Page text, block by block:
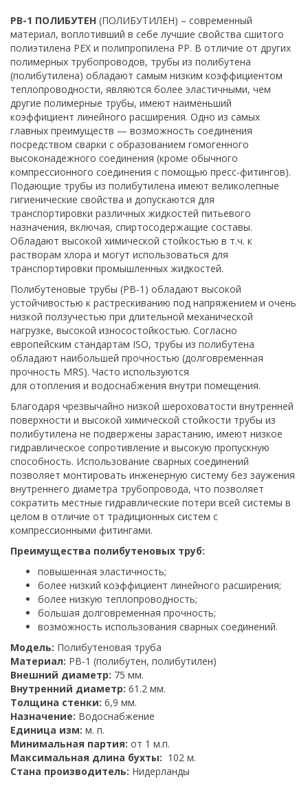
PB-1 ПОЛИБУТЕН (ПОЛИБУТИЛЕН) – современный
материал, воплотивший в себе лучшие свойства сшитого
полиэтилена PEX и полипропилена PP. В отличие от других
полимерных трубопроводов, трубы из полибутена
(полибутилена) обладают самым низким коэффициентом
теплопроводности, являются более эластичными, чем
другие полимерные трубы, имеют наименьший
коэффициент линейного расширения. Одно из самых
главных преимуществ — возможность соединения
посредством сварки с образованием гомогенного
высоконадежного соединения (кроме обычного
компрессионного соединения с помощью пресс-фитингов).
Подающие трубы из полибутилена имеют великолепные
гигиенические свойства и допускаются для
транспортировки различных жидкостей питьевого
назначения, включая, спиртосодержащие составы.
Обладают высокой химической стойкостью в т.ч. к
растворам хлора и могут использоваться для
транспортировки промышленных жидкостей.
Полибутеновые трубы (PB-1) обладают высокой
устойчивостью к растрескиванию под напряжением и очень
низкой ползучестью при длительной механической
нагрузке, высокой износостойкостью. Согласно
европейским стандартам ISO, трубы из полибутена
обладают наибольшей прочностью (долговременная
прочность MRS). Часто используются
для отопления и водоснабжения внутри помещения.
Благодаря чрезвычайно низкой шероховатости внутренней
поверхности и высокой химической стойкости трубы из
полибутилена не подвержены зарастанию, имеют низкое
гидравлическое сопротивление и высокую пропускную
способность. Использование сварных соединений
позволяет монтировать инженерную систему без заужения
внутреннего диаметра трубопровода, что позволяет
сократить местные гидравлические потери всей системы в
целом в отличие от традиционных систем с
компрессионными фитингами.
Преимущества полибутеновых труб:
повышенная эластичность;
более низкий коэффициент линейного расширения;
более низкую теплопроводность;
большая долговременная прочность;
возможность использования сварных соединений.
Модель: Полибутеновая труба
Материал: PB-1 (полибутен, полибутилен)
Внешний диаметр: 75 мм.
Внутренний диаметр: 61.2 мм.
Толщина стенки: 6,9 мм.
Назначение: Водоснабжение
Единица изм: м. п.
Минимальная партия: от 1 м.п.
Максимальная длина бухты: 102 м.
Стана производитель: Нидерланды